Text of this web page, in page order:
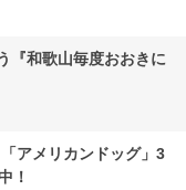
『和歌山毎度おおきに
アメリカンドッグ」3
！